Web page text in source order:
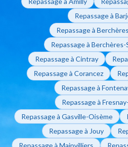
Repassage à
Repassage à
Repassage à
Repassage à Cintray
Repassage à Corancez
Repassage à
Repassage à
Repassage à Gasville-Oisème
Repassage à Jouy
Repassage à Mainvilliers